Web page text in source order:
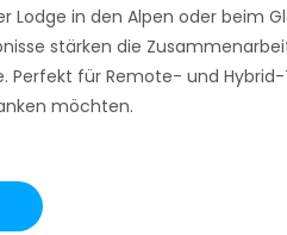
Lodge in den Alpen oder beim
stärken die
Perfekt für Remote- und
möchten.